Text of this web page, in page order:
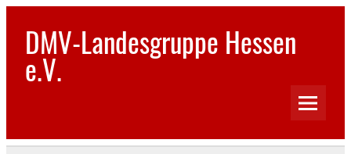
Skip
contentDMV-Landesgruppe Hessen
e.V.